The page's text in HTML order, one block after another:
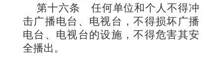
第十六条 任何单位和个人不得冲
击广播电台、电视台，不得损坏广播
电台、电视台的设施，不得危害其安
全播出。